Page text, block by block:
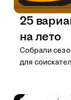
25
на лето
Собрали
для